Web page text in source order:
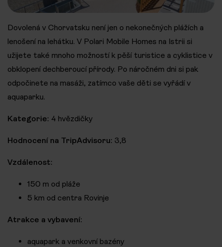
Dovolená v Chorvatsku není jen o nekonečných plážích a
lenošení na lehátku. V Polari Mobile Homes na Istrii si
užijete také mnoho možností k pěší turistice a cyklistice v
obklopení dechberoucí přírody. Po náročném dni si pak
odpočinete na masáži, zatímco vaše děti se vyřádí v
aquaparku.
Kategorie: 4 hvězdičky
Hodnocení na TripAdvisoru: 3,8
Vzdálenost:
150 m od pláže
5 km od centra Rovinje
Atrakce a vybavení:
aquapark a venkovní bazény